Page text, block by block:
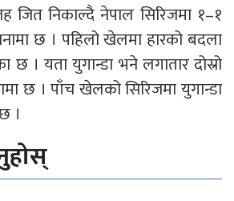
निकाल्दै नेपाल सिरिजमा १–१
छ । पहिलो खेलमा हारको बदला
छ । यता युगान्डा भने लगातार दोस्रो
छ । पाँच खेलको सिरिजमा युगान्डा
।